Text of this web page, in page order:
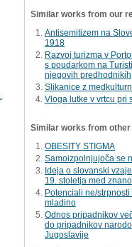
Similar works from our
Antisemitizem na
1918
Razvoj turizma v
s poudarkom na
njegovih predhodnikih
Slikanice z
Vloga lutke v vrtcu pri
Similar works from
OBESITY STIGMA
Samoizpolnjujoča se
Ideja o slovanski
19. stoletja med
Potenciali ne/
mladino
Odnos pripadnikov
do pripadnikov
Jugoslavije